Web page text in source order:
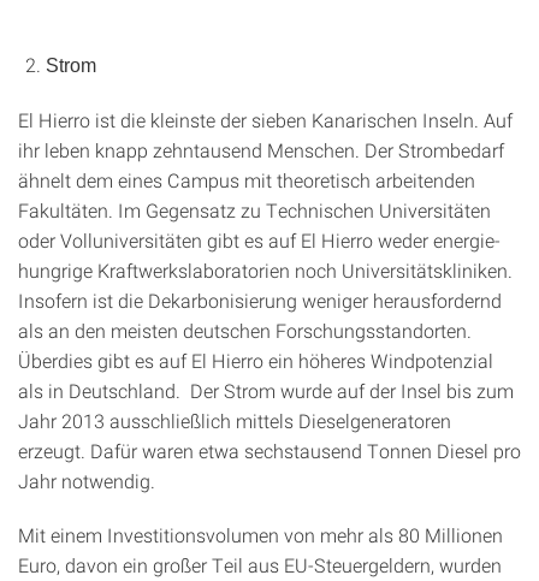
Strom
El Hierro ist die kleinste der sieben Kanarischen Inseln. Auf
ihr leben knapp zehntausend Menschen. Der Strombedarf
ähnelt dem eines Campus mit theoretisch arbeitenden
Fakultäten. Im Gegensatz zu Technischen Universitäten
oder Volluniversitäten gibt es auf El Hierro weder energie­
hungrige Kraftwerkslaboratorien noch Universitätskliniken.
Insofern ist die Dekarbonisierung weniger herausfordernd
als an den meisten deutschen Forschungsstandorten.
Überdies gibt es auf El Hierro ein höheres Windpotenzial
als in Deutschland. Der Strom wurde auf der Insel bis zum
Jahr 2013 ausschließlich mittels Dieselgeneratoren
erzeugt. Dafür waren etwa sechstausend Tonnen Diesel pro
Jahr notwendig.
Mit einem Investitionsvolumen von mehr als 80 Millionen
Euro, davon ein großer Teil aus EU-Steuergeldern, wurden